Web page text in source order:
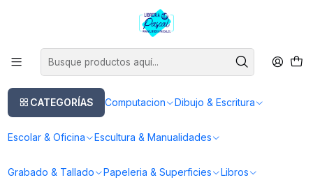
CATEGORÍAS Computacion Dibujo & Escritura
Escolar & Oficina Escultura & Manualidades
Grabado & Tallado Papeleria & Superficies Libros
Este es el texto del slide
Set 6 Lápices Grafito Faber-Castell 9000